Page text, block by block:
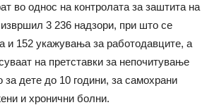
во однос на контролата за заштита на
3 236 надзори, при што се
и 152 укажувања за работодавците, а
на претставки за непочитување
за дете до 10 години, за самохрани
и хронични болни.